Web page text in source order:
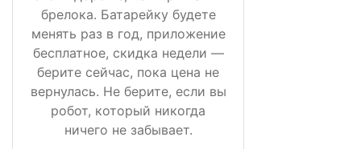
брелока. Батарейку будете
менять раз в год, приложение
бесплатное, скидка недели —
берите сейчас, пока цена не
вернулась. Не берите, если вы
робот, который никогда
ничего не забывает.